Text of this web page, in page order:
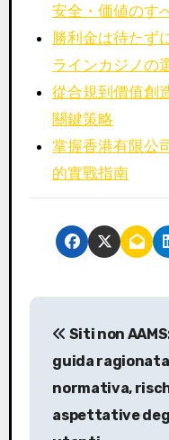
安全・価値のす
勝利金は待たず
ラインカジノの
從合規到價值創
關鍵策略
掌握香港有限公
的實戰指南
P
Siti non
guida
normativa,
aspettative